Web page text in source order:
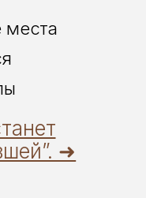
места
➜